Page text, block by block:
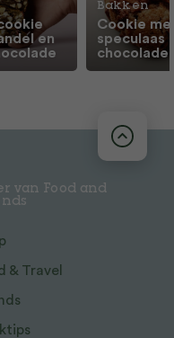
en
Bakken
Cookie
speculaas
chocolade
van Food and
& Travel